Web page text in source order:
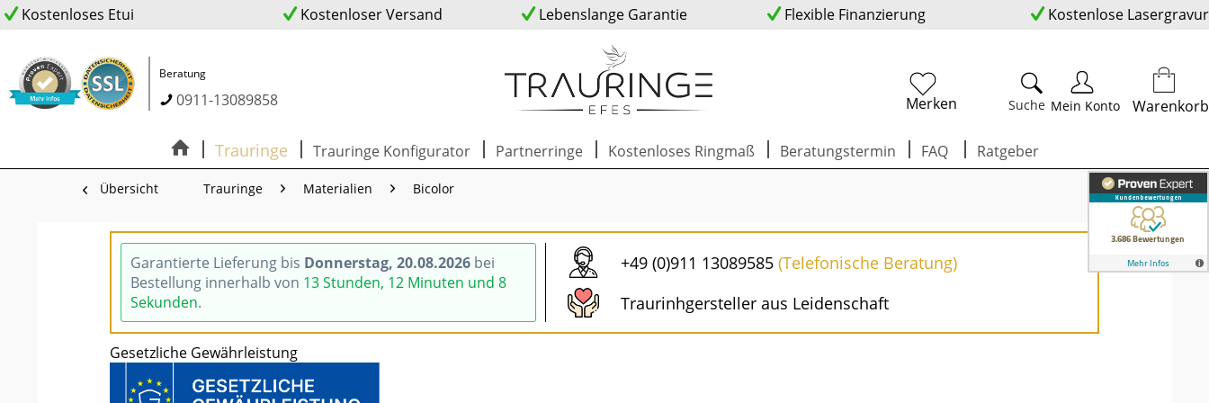
Kostenloses Etui Kostenloser Versand Lebenslange Garantie Flexible Finanzierung Kostenlose Lasergravur
Beratung
0911-13089858 Suche
Merken Mein Konto Warenkorb
Trauringe Trauringe Konfigurator Partnerringe Kostenloses Ringmaß Beratungstermin FAQ Ratgeber
Übersicht Trauringe Materialien Bicolor
Garantierte Lieferung bis Donnerstag, 20.08.2026 bei
Bestellung innerhalb von 13 Stunden, 12 Minuten und 7
Sekunden.
+49 (0)911 13089585(Telefonische Beratung)
Traurinhgersteller aus Leidenschaft
Gesetzliche Gewährleistung